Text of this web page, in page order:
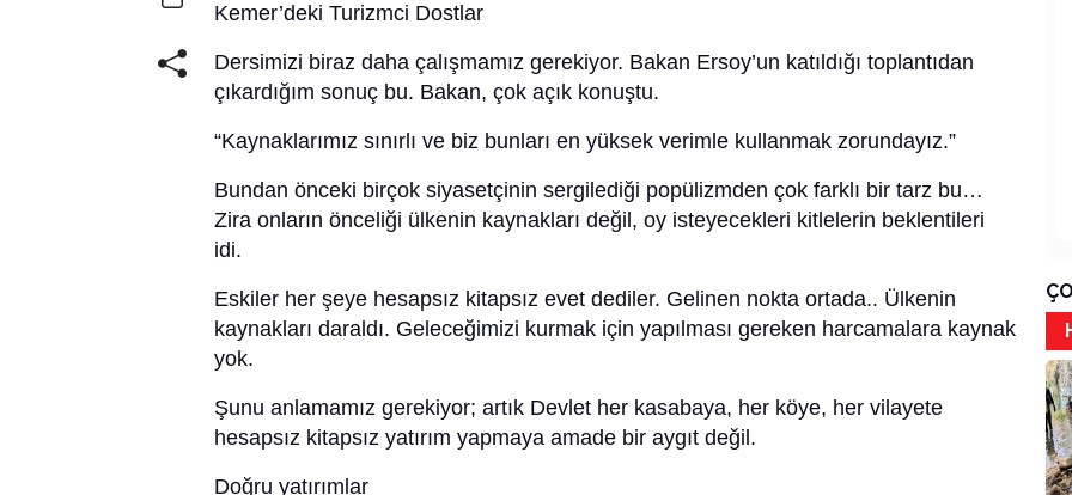
Kemer’deki Turizmci Dostlar
Dersimizi biraz daha çalışmamız gerekiyor. Bakan Ersoy’un katıldığı toplantıdan
çıkardığım sonuç bu. Bakan, çok açık konuştu.
“Kaynaklarımız sınırlı ve biz bunları en yüksek verimle kullanmak zorundayız.”
Bundan önceki birçok siyasetçinin sergilediği popülizmden çok farklı bir tarz bu…
Zira onların önceliği ülkenin kaynakları değil, oy isteyecekleri kitlelerin beklentileri
idi.
Eskiler her şeye hesapsız kitapsız evet dediler. Gelinen nokta ortada.. Ülkenin
kaynakları daraldı. Geleceğimizi kurmak için yapılması gereken harcamalara kaynak
yok.
Şunu anlamamız gerekiyor; artık Devlet her kasabaya, her köye, her vilayete
hesapsız kitapsız yatırım yapmaya amade bir aygıt değil.
Doğru yatırımlar